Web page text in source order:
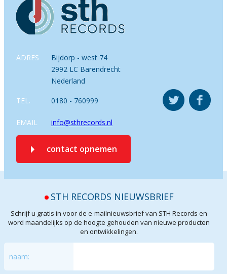
ADRES
Bijdorp - west 74
2992 LC Barendrecht
Nederland
TEL. 0180 - 760999
EMAIL info@sthrecords.nl
contact opnemen
STH RECORDS NIEUWSBRIEF
Schrijf u gratis in voor de e-mailnieuwsbrief van STH Records en
word maandelijks op de hoogte gehouden van nieuwe producten
en ontwikkelingen.
naam: